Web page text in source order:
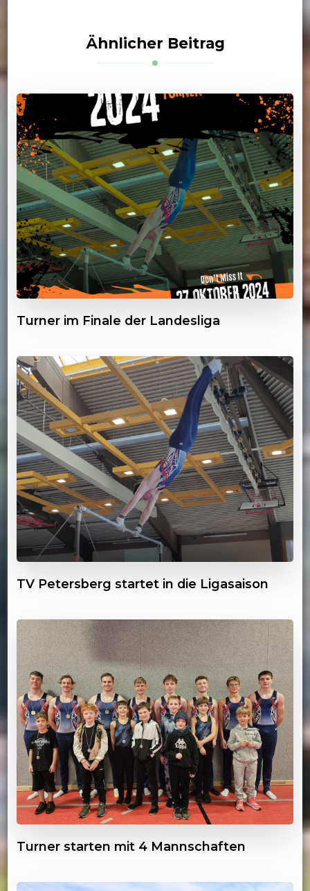
Ähnlicher Beitrag
Turner im Finale der Landesliga
TV Petersberg startet in die Ligasaison
Turner starten mit 4 Mannschaften